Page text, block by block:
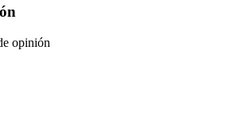
opinión